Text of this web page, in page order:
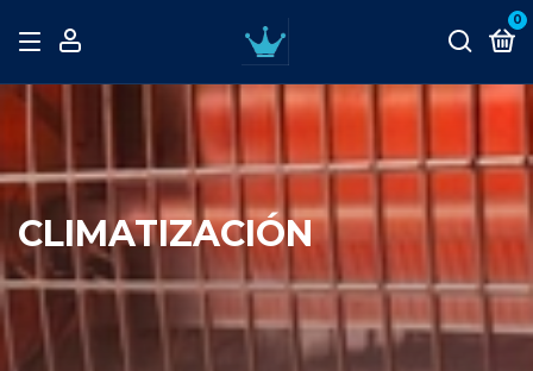
0
CLIMATIZACIÓN